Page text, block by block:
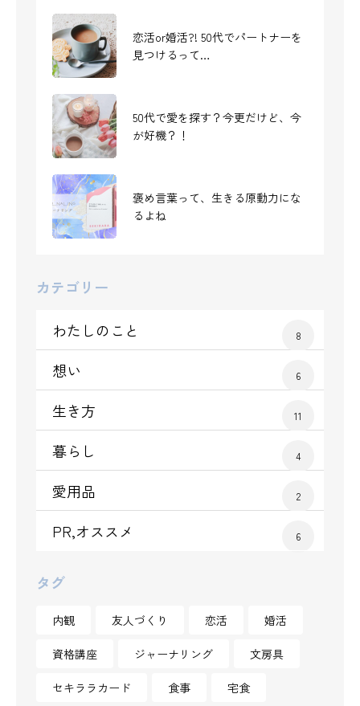
恋活or婚活?! 50代でパートナーを
見つけるって…
50代で愛を探す？今更だけど、今
が好機？！
褒め言葉って、生きる原動力にな
るよね
当たり前になって忘れがちだけ
ど、感謝って大切だよね
癒しと浄化を日常に…。お香でつ
くる50代からの心のリセット時間
50代独女 孤独とどう向き合う?
カテゴリー
わたしのこと 8
想い 6
生き方 11
暮らし 4
愛用品 2
PR,オススメ 6
タグ
内観 友人づくり 恋活 婚活
資格講座 ジャーナリング 文房具
セキララカード 食事 宅食